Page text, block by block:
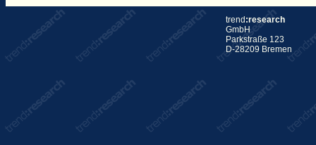
trend :research
GmbH
Parkstraße 123
D-28209 Bremen